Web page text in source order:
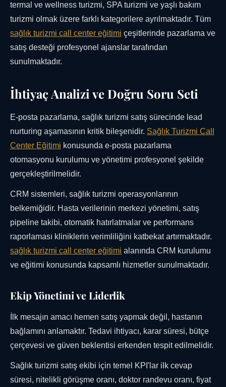
termal ve wellness turizmi, SPA turizmi ve yaşlı bakım
turizmi olmak üzere farklı kategorilere ayrılmaktadır. Tüm
sağlık turizmi call center eğitimi çeşitlerinde pazarlama ve
satış desteği profesyonel ajanslar tarafından
sunulmaktadır.
İhtiyaç Analizi ve Doğru Soru Seti
E-posta pazarlama, sağlık turizmi satış sürecinde lead
nurturing aşamasının kritik bileşenidir. Sağlık Turizmi Call
Center Eğitimi konusunda e-posta pazarlama
otomasyonu kurulumu ve yönetimi profesyonel şekilde
gerçekleştirilmelidir.
CRM sistemleri, sağlık turizmi operasyonlarının
belkemiğidir. Hasta verilerinin merkezi yönetimi, satış
pipeline takibi, otomatik hatırlatmalar ve performans
raporlaması kliniklerin verimliliğini katbekat artırmaktadır.
sağlık turizmi call center eğitimi alanında CRM kurulumu
ve eğitimi konusunda kapsamlı hizmetler sunulmaktadır.
Ekip Yönetimi ve Liderlik
İlk mesajın amacı hemen satış yapmak değil, hastanın
bağlamını anlamaktır. Tedavi ihtiyacı, karar süresi, bütçe
çerçevesi ve güven beklentisi erkenden tespit edilmelidir.
Sağlık turizmi satış ekibi için temel KPI'lar ilk cevap
süresi, nitelikli görüşme oranı, doktor randevu oranı, fiyat